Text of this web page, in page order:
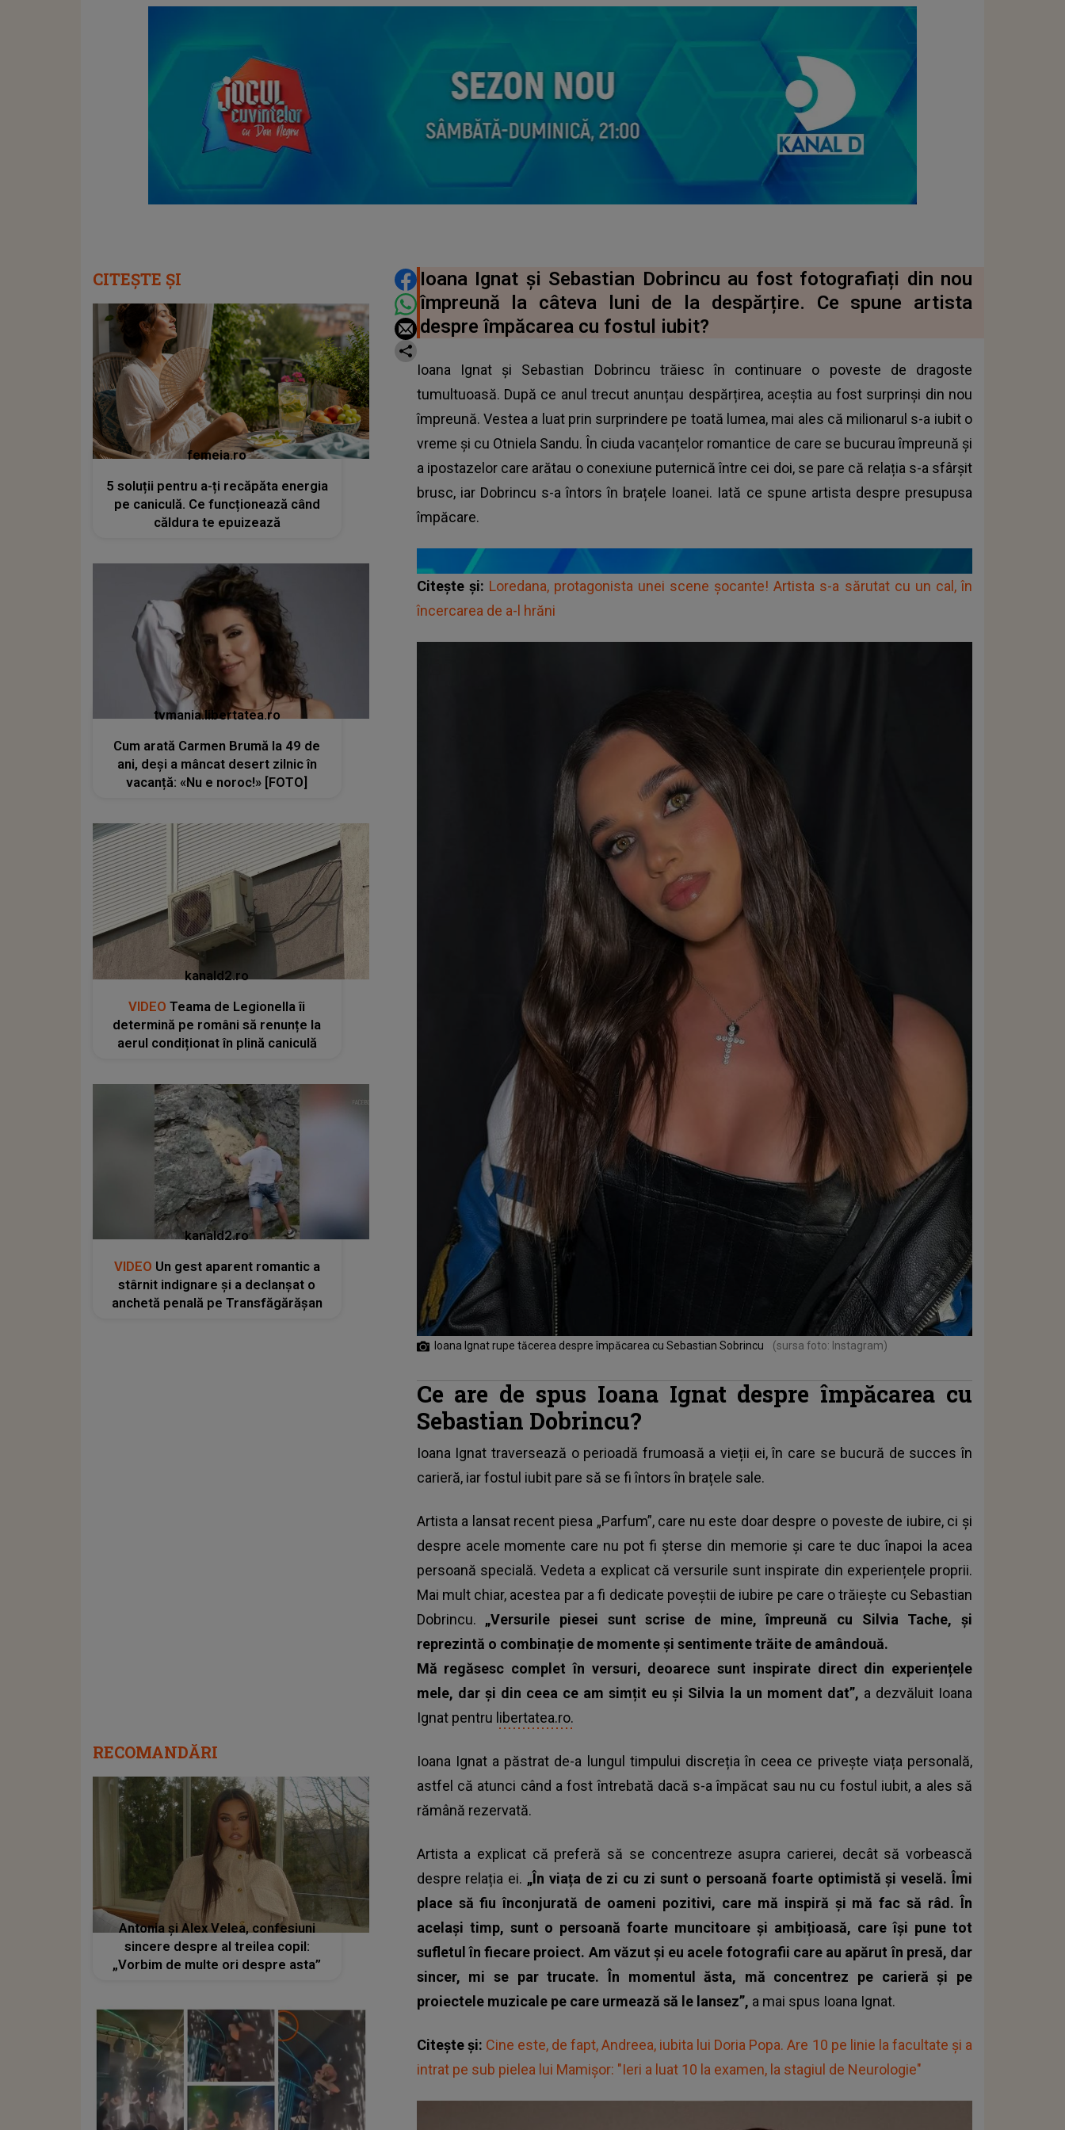
DISTRIBUIE ARTICOLUL
Ioana Ignat și Sebastian Dobrincu au fost fotografiați din nou
împreună la câteva luni de la despărțire. Ce spune artista
despre împăcarea cu fostul iubit?
Ioana Ignat și Sebastian Dobrincu trăiesc în continuare o poveste de dragoste
tumultuoasă. După ce anul trecut anunțau despărțirea, aceștia au fost surprinși din nou
împreună. Vestea a luat prin surprindere pe toată lumea, mai ales că milionarul s-a iubit o
vreme și cu Otniela Sandu. În ciuda vacanțelor romantice de care se bucurau împreună și
a ipostazelor care arătau o conexiune puternică între cei doi, se pare că relația s-a sfârșit
brusc, iar Dobrincu s-a întors în brațele Ioanei. Iată ce spune artista despre presupusa
împăcare.
Citește și: Loredana, protagonista unei scene șocante! Artista s-a sărutat cu un cal, în
încercarea de a-l hrăni
Ioana Ignat rupe tăcerea despre împăcarea cu Sebastian Sobrincu (sursa foto: Instagram)
Ce are de spus Ioana Ignat despre împăcarea cu
Sebastian Dobrincu?
Ioana Ignat traversează o perioadă frumoasă a vieții ei, în care se bucură de succes în
carieră, iar fostul iubit pare să se fi întors în brațele sale.
Artista a lansat recent piesa „Parfum”, care nu este doar despre o poveste de iubire, ci și
despre acele momente care nu pot fi șterse din memorie și care te duc înapoi la acea
persoană specială. Vedeta a explicat că versurile sunt inspirate din experiențele proprii.
Mai mult chiar, acestea par a fi dedicate poveștii de iubire pe care o trăiește cu Sebastian
Dobrincu. „Versurile piesei sunt scrise de mine, împreună cu Silvia Tache, și
reprezintă o combinație de momente și sentimente trăite de amândouă.
Mă regăsesc complet în versuri, deoarece sunt inspirate direct din experiențele
mele, dar și din ceea ce am simțit eu și Silvia la un moment dat”, a dezvăluit Ioana
Ignat pentru libertatea.ro.
Ioana Ignat a păstrat de-a lungul timpului discreția în ceea ce privește viața personală,
astfel că atunci când a fost întrebată dacă s-a împăcat sau nu cu fostul iubit, a ales să
rămână rezervată.
Artista a explicat că preferă să se concentreze asupra carierei, decât să vorbească
despre relația ei. „În viața de zi cu zi sunt o persoană foarte optimistă și veselă. Îmi
place să fiu înconjurată de oameni pozitivi, care mă inspiră și mă fac să râd. În
același timp, sunt o persoană foarte muncitoare și ambițioasă, care își pune tot
sufletul în fiecare proiect. Am văzut și eu acele fotografii care au apărut în presă, dar
sincer, mi se par trucate. În momentul ăsta, mă concentrez pe carieră și pe
proiectele muzicale pe care urmează să le lansez”, a mai spus Ioana Ignat.
Citește și: Cine este, de fapt, Andreea, iubita lui Doria Popa. Are 10 pe linie la facultate și a
intrat pe sub pielea lui Mamișor: "Ieri a luat 10 la examen, la stagiul de Neurologie"
CITEȘTE ȘI
femeia.ro
5 soluții pentru a-ți recăpăta energia
pe caniculă. Ce funcționează când
căldura te epuizează
tvmania.libertatea.ro
Cum arată Carmen Brumă la 49 de
ani, deși a mâncat desert zilnic în
vacanță: «Nu e noroc!» [FOTO]
kanald2.ro
VIDEO Teama de Legionella îi
determină pe români să renunțe la
aerul condiționat în plină caniculă
kanald2.ro
VIDEO Un gest aparent romantic a
stârnit indignare și a declanșat o
anchetă penală pe Transfăgărășan
RECOMANDĂRI
Antonia și Alex Velea, confesiuni
sincere despre al treilea copil:
„Vorbim de multe ori despre asta”